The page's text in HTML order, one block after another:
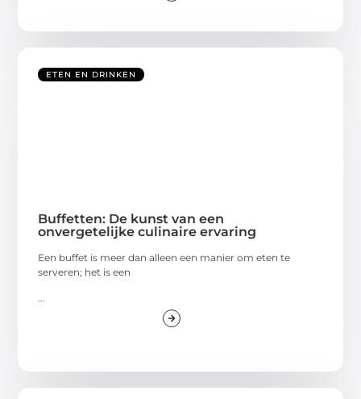
ETEN EN DRINKEN
Buffetten: De kunst van een
onvergetelijke culinaire ervaring
Een buffet is meer dan alleen een manier om eten te
serveren; het is een
...